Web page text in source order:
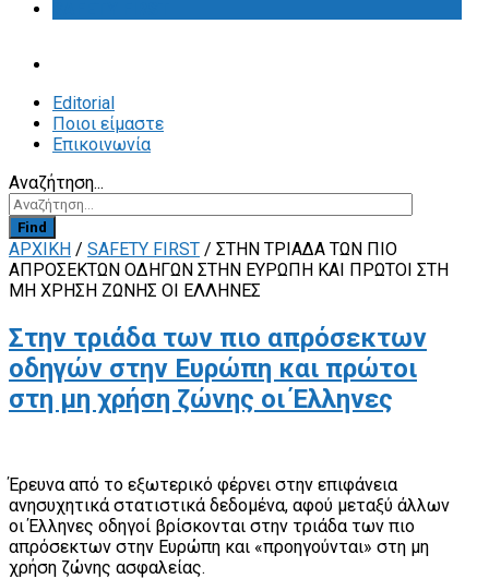
Editorial
Ποιοι είμαστε
Επικοινωνία
Αναζήτηση...
Find
ΑΡΧΙΚΗ / SAFETY FIRST / ΣΤΗΝ ΤΡΙΆΔΑ ΤΩΝ ΠΙΟ
ΑΠΡΌΣΕΚΤΩΝ ΟΔΗΓΏΝ ΣΤΗΝ ΕΥΡΏΠΗ ΚΑΙ ΠΡΏΤΟΙ ΣΤΗ
ΜΗ ΧΡΉΣΗ ΖΏΝΗΣ ΟΙ ΈΛΛΗΝΕΣ
Στην τριάδα των πιο απρόσεκτων
οδηγών στην Ευρώπη και πρώτοι
στη μη χρήση ζώνης οι Έλληνες
Έρευνα από το εξωτερικό φέρνει στην επιφάνεια
ανησυχητικά στατιστικά δεδομένα, αφού μεταξύ άλλων
οι Έλληνες οδηγοί βρίσκονται στην τριάδα των πιο
απρόσεκτων στην Ευρώπη και «προηγούνται» στη μη
χρήση ζώνης ασφαλείας.